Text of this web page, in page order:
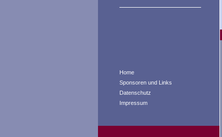
Home
Sponsoren und Links
Datenschutz
Impressum